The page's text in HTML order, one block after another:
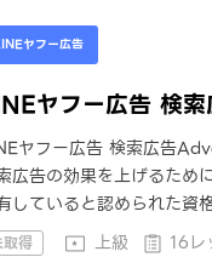
ヤフー広告
ヤフー広告 検
ヤフー広告 検索広告
広告の効果を上げるため
していると認められた資
テンツと認定資格を受講
取得 上級 16レ